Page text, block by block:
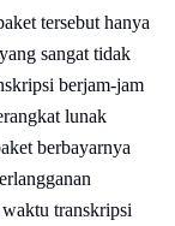
tersebut hanya
sangat tidak
berjam-jam
lunak
berbayarnya
transkripsi